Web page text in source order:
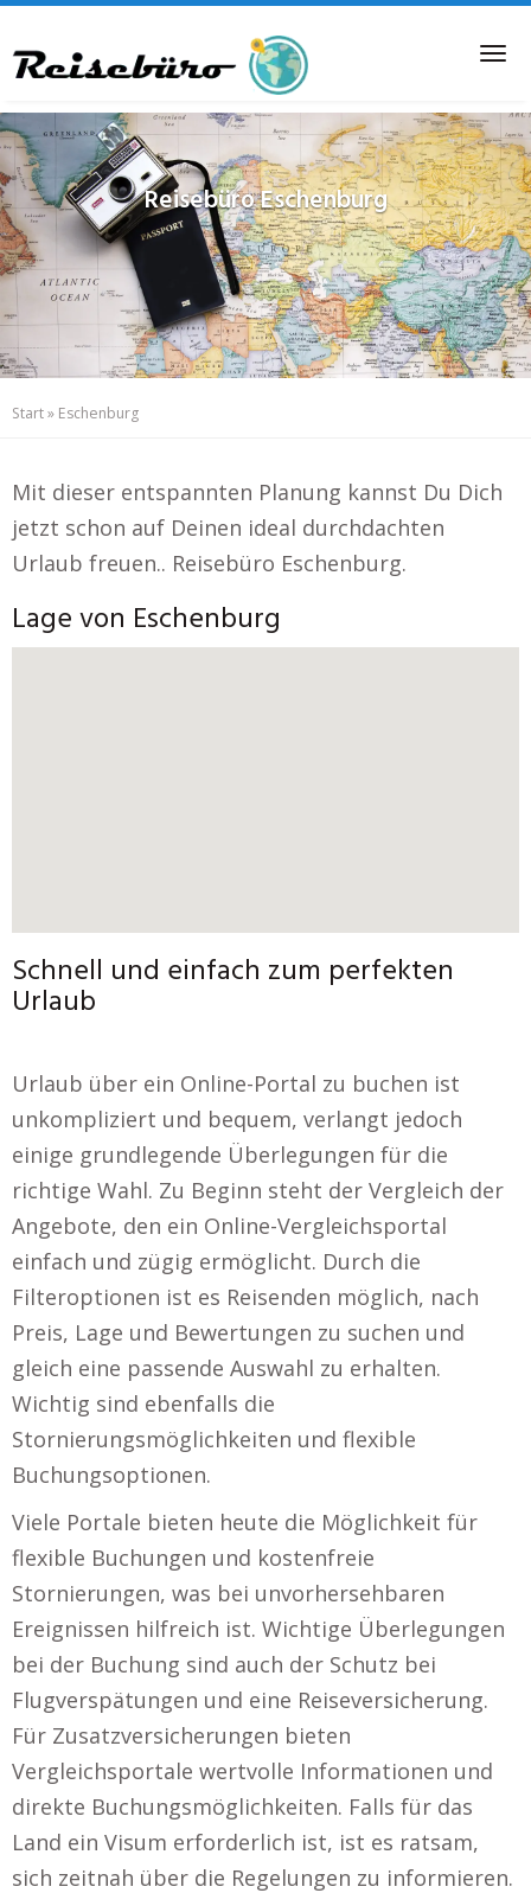
to
main
content
ReisebüroEschenburg
Start» Eschenburg
Mit dieser entspannten Planung kannst Du Dich
jetzt schon auf Deinen ideal durchdachten
Urlaub freuen.. Reisebüro Eschenburg.
Lage von Eschenburg
Schnell und einfach zum perfekten
Urlaub
Urlaub über ein Online-Portal zu buchen ist
unkompliziert und bequem, verlangt jedoch
einige grundlegende Überlegungen für die
richtige Wahl. Zu Beginn steht der Vergleich der
Angebote, den ein Online-Vergleichsportal
einfach und zügig ermöglicht. Durch die
Filteroptionen ist es Reisenden möglich, nach
Preis, Lage und Bewertungen zu suchen und
gleich eine passende Auswahl zu erhalten.
Wichtig sind ebenfalls die
Stornierungsmöglichkeiten und flexible
Buchungsoptionen.
Viele Portale bieten heute die Möglichkeit für
flexible Buchungen und kostenfreie
Stornierungen, was bei unvorhersehbaren
Ereignissen hilfreich ist. Wichtige Überlegungen
bei der Buchung sind auch der Schutz bei
Flugverspätungen und eine Reiseversicherung.
Für Zusatzversicherungen bieten
Vergleichsportale wertvolle Informationen und
direkte Buchungsmöglichkeiten. Falls für das
Land ein Visum erforderlich ist, ist es ratsam,
sich zeitnah über die Regelungen zu informieren.